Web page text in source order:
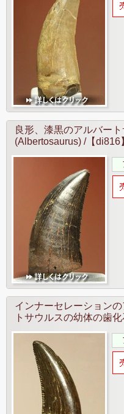
良形、漆黒のアルバー
(Albertosaurus) /【di816
インナーセレーション
トサウルスの幼体の歯化